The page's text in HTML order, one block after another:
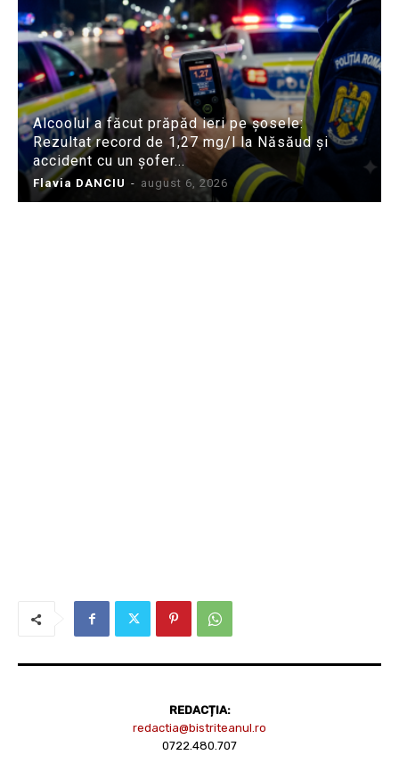
Alcoolul a făcut prăpăd ieri pe șosele:
Rezultat record de 1,27 mg/l la Năsăud și
accident cu un șofer...
Flavia DANCIU - august 6, 2026
REDACȚIA:
redactia@bistriteanul.ro
0722.480.707